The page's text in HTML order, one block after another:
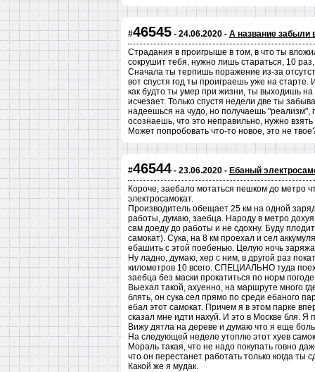
#46545- 24.06.2020 - А название забыли
Страдания в проигрыше в том, в что ты
сокрушит тебя, нужно лишь стараться, 10
Сначала ты терпишь поражение из-за
вот спустя год ты проиграешь уже на старте.
как будто ты умер при жизни, ты выходишь на
исчезает. Только спустя недели две ты
надеешься на чудо, но получаешь "реализм",
осознаешь, что это неправильно, нужно
Может попробовать что-то новое, это не
#46544- 23.06.2020 - Ебаный
Короче, заебало мотаться пешком до метро
электросамокат.
Производитель обещает 25 км на одной
работы, думаю, заебца. Народу в метро
сам доеду до работы и не сдохну. Буду
самокат). Сука, на 8 км проехал и сел
ебашить с этой поебенью. Целую ночь
Ну ладно, думаю, хер с ним, в другой раз
километров 10 всего. СПЕЦИАЛЬНО туда
заебца без маски прокатиться по норм
Выехал такой, ахуенно, на маршруте много
блять, он сука сел прямо по среди ебаного
ебал этот самокат. Причем я в этом парке
сказал мне идти нахуй. И это в Москве бля.
Вижу дятла на дереве и думаю что я еще
На следующей неделе утоплю этот хуев
Мораль такая, что не надо покупать говно
что он перестанет работать только когда ты
Какой же я мудак.